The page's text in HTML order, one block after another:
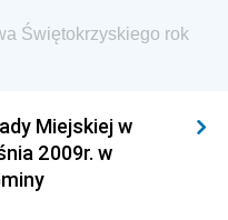
Dyrekcji Dróg
Świętokrzyskiego rok
Miejskiej w
2009r. w